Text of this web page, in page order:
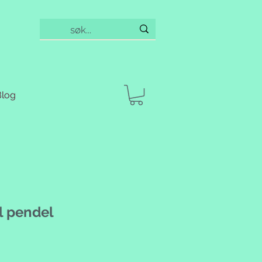
pendel